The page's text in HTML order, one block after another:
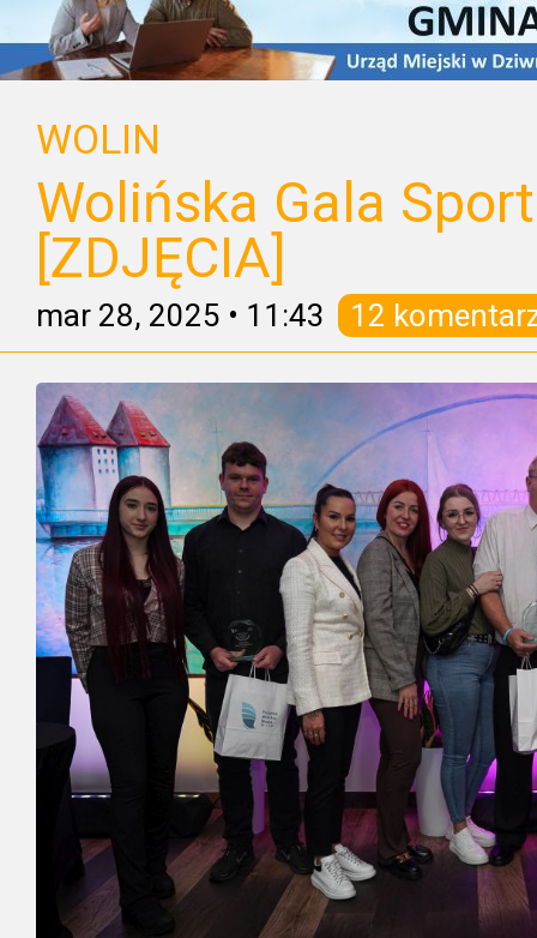
WOLIN
Wolińska Gala
[ZDJĘCIA]
mar 28, 2025 • 11:43 12